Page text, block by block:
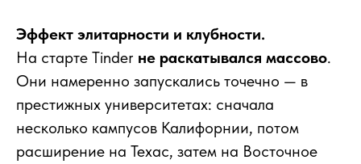
Эффект элитарности и клубности.
На старте Tinder не раскатывался массово.
Они намеренно запускались точечно — в
престижных университетах: сначала
несколько кампусов Калифорнии, потом
расширение на Техас, затем на Восточное